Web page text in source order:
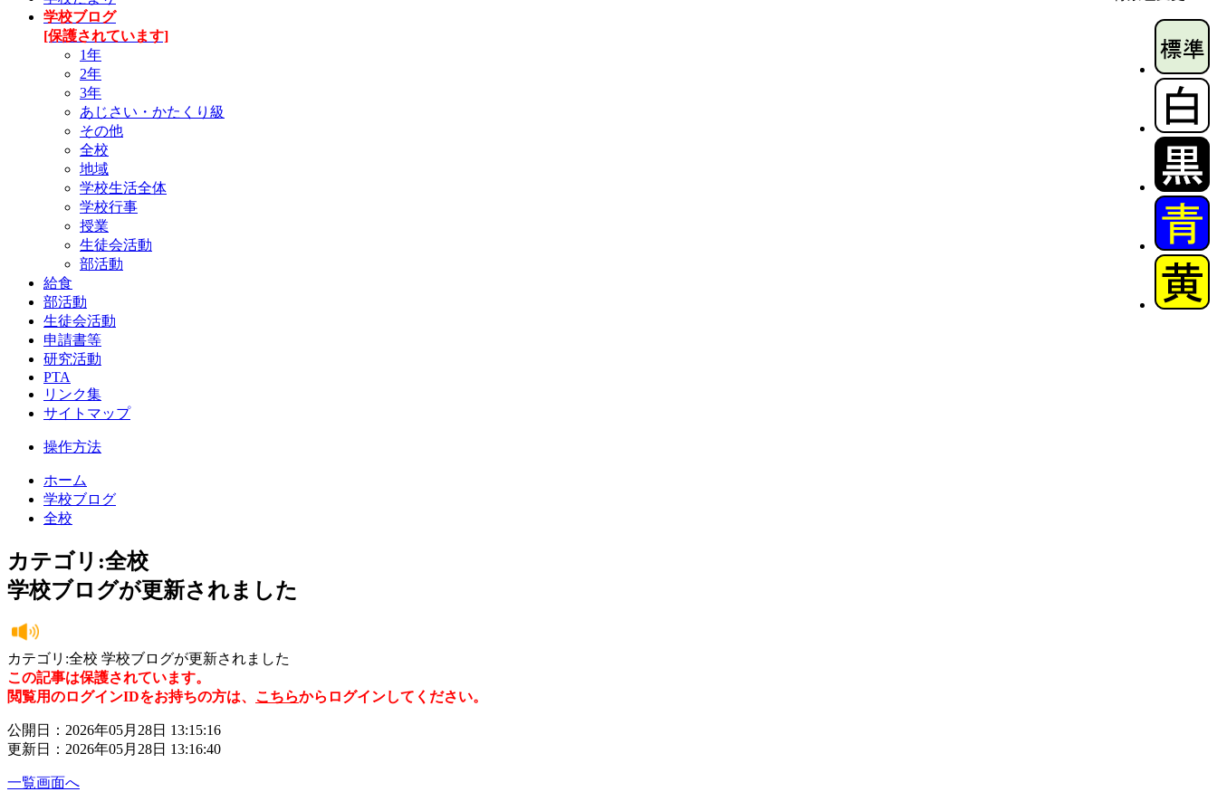
学校ブログ
[保護されています]
1年
2年
3年
あじさい・かたくり級
その他
全校
地域
学校生活全体
学校行事
授業
生徒会活動
部活動
給食
部活動
生徒会活動
申請書等
研究活動
PTA
リンク集
サイトマップ
操作方法
ホーム
学校ブログ
全校
カテゴリ:全校
学校ブログが更新されました
カテゴリ:全校 学校ブログが更新されました
この記事は保護されています。
閲覧用のログインIDをお持ちの方は、 こちらからログインしてください。
公開日：2026年05月28日 13:15:16
更新日：2026年05月28日 13:16:40
一覧画面へ